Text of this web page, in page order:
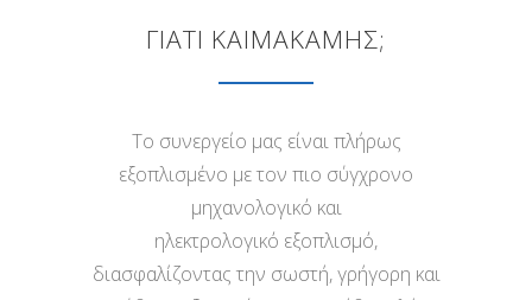
ΓΙΑΤΙ ΚΑΙΜΑΚΑΜΗΣ;
Το συνεργείο μας είναι πλήρως
εξοπλισμένο με τον πιο σύγχρονο
μηχανολογικό και
ηλεκτρολογικό εξοπλισμό,
διασφαλίζοντας την σωστή, γρήγορη και